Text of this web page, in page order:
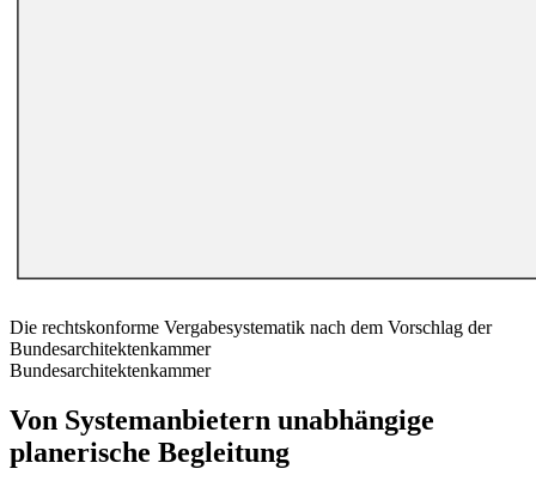
Die rechtskonforme Vergabesystematik nach dem Vorschlag der
Bundesarchitektenkammer
Bundesarchitektenkammer
Von Systemanbietern unabhängige
planerische Begleitung